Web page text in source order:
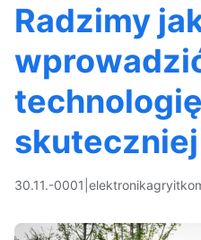
Radzimy
technologię
skuteczniej
30.11.-0001 elektronikagryit